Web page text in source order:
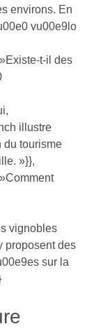
environs. En
vu00e9lo
t-il des
illustre
du tourisme
»}},
vignobles
proposent des
sur la